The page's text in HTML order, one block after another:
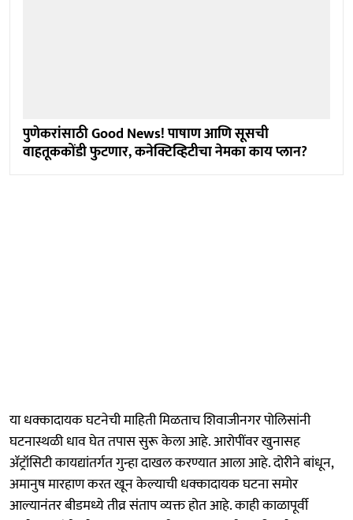
पुणेकरांसाठी Good News! पाषाण आणि सूसची
वाहतूककोंडी फुटणार, कनेक्टिव्हिटीचा नेमका काय प्लान?
या धक्कादायक घटनेची माहिती मिळताच शिवाजीनगर पोलिसांनी
घटनास्थळी धाव घेत तपास सुरू केला आहे. आरोपींवर खुनासह
ॲट्रॉसिटी कायद्यांतर्गत गुन्हा दाखल करण्यात आला आहे. दोरीने बांधून,
अमानुष मारहाण करत खून केल्याची धक्कादायक घटना समोर
आल्यानंतर बीडमध्ये तीव्र संताप व्यक्त होत आहे. काही काळापूर्वी